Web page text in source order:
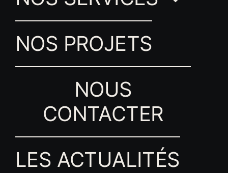
NOS PROJETS
NOUS
CONTACTER
LES ACTUALITÉS